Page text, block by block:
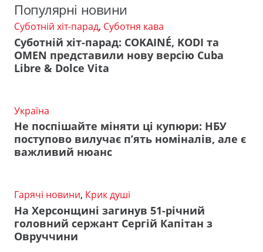
Популярні новини
Суботній хіт-парад, Суботня кава
Суботній хіт-парад: COKAINÉ, KODI та
OMEN представили нову версію Cuba
Libre & Dolce Vita
Україна
Не поспішайте міняти ці купюри: НБУ
поступово вилучає п’ять номіналів, але є
важливий нюанс
Гарячі новини, Крик душі
На Херсонщині загинув 51-річний
головний сержант Сергій Капітан з
Овруччини